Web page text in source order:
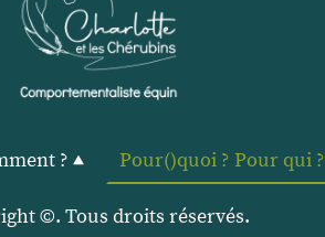
? Pour()quoi ? Pour qui ?
©. Tous droits réservés.